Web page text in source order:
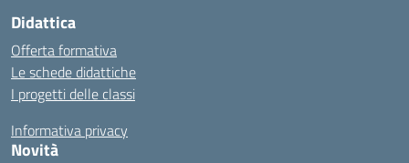
Didattica
Offerta formativa
Le schede didattiche
I progetti delle classi
Informativa privacy
Novità